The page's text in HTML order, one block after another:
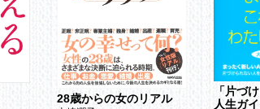
28歳からの女のリアル
「片づ
人生ガ